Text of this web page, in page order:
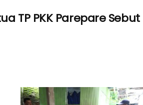
TP PKK Parepare Sebut